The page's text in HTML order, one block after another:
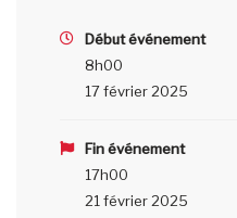
Début événement
8h00
17 février 2025
Fin événement
17h00
21 février 2025